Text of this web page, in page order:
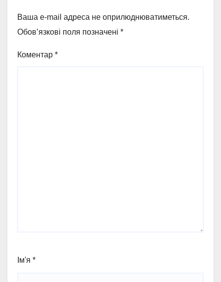
Ваша e-mail адреса не оприлюднюватиметься.
Обов’язкові поля позначені *
Коментар *
Ім'я *